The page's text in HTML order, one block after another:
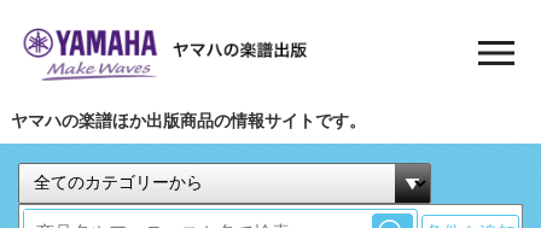
ヤマハの楽譜ほか出版商品の情報サイトです。